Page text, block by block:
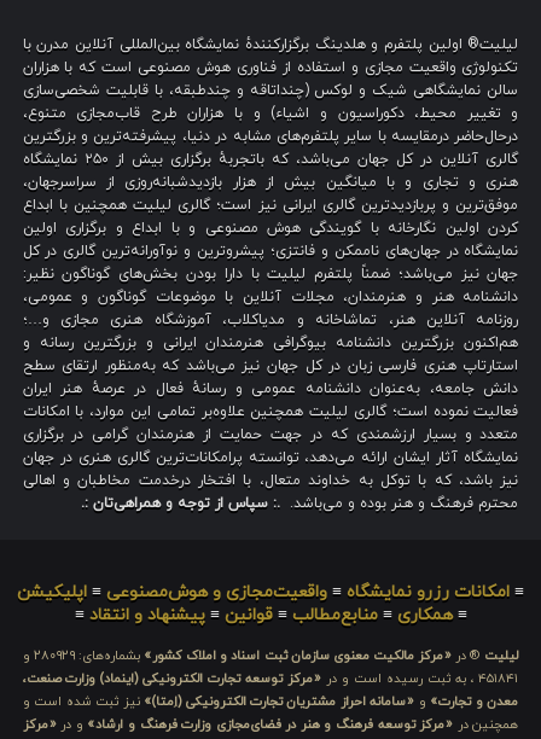
لیلیت® اولین پلتفرم و هلدینگ برگزارکنندهٔ نمایشگاه بین‌المللی آنلاین مدرن با
تکنولوژی واقعیت مجازی و استفاده از فناوری هوش مصنوعی است که با هزاران
سالن نمایشگاهی شیک و لوکس (چنداتاقه و چندطبقه، با قابلیت شخصی‌سازی
و تغییر محیط، دکوراسیون و اشیاء) و با هزاران طرح قاب‌مجازی متنوع،
درحال‌حاضر درمقایسه با سایر پلتفرم‌های مشابه در دنیا، پیشرفته‌ترین و بزرگترین
گالری آنلاین در کل جهان می‌باشد، که باتجربهٔ برگزاری بیش از ۲۵۰ نمایشگاه
هنری و تجاری و با میانگین بیش از هزار بازدیدشبانه‌روزی از سراسرجهان،
موفق‌ترین و پربازدیدترین گالری ایرانی نیز است؛ گالری لیلیت همچنین با ابداع
کردن اولین نگارخانه با گویندگی هوش مصنوعی و با ابداع و برگزاری اولین
نمایشگاه در جهان‌های ناممکن و فانتزی؛ پیشروترین و نوآورانه‌ترین گالری در کل
جهان نیز می‌باشد؛ ضمناً پلتفرم لیلیت با دارا بودن بخش‌های گوناگون نظیر:
دانشنامه هنر و هنرمندان، مجلات آنلاین با موضوعات گوناگون و عمومی،
روزنامه آنلاین هنر، تماشاخانه و مدیاکلاب، آموزشگاه هنری مجازی و…؛
هم‌اکنون بزرگترین دانشنامه بیوگرافی هنرمندان ایرانی و بزرگترین رسانه و
استارتاپ هنری فارسی زبان در کل جهان نیز می‌باشد که به‌منظور ارتقای سطح
دانش جامعه، به‌عنوان دانشنامه عمومی و رسانهٔ فعال در عرصهٔ هنر ایران
فعالیت نموده است؛ گالری لیلیت همچنین علاوه‌بر تمامی این موارد، با امکانات
متعدد و بسیار ارزشمندی که در جهت حمایت از هنرمندان گرامی در برگزاری
نمایشگاه آثار ایشان ارائه می‌دهد، توانسته پرامکانات‌ترین گالری هنری در جهان
نیز باشد، که با توکل به خداوند متعال، با افتخار درخدمت مخاطبان و اهالی
محترم فرهنگ و هنر بوده و می‌باشد. .: سپاس از توجه و همراهی‌تان :.
≡ امکانات رزرو نمایشگاه ≡ واقعیت‌مجازی و هوش‌مصنوعی ≡ اپلیکیشن
≡همکاری ≡منابع‌مطالب ≡قوانین ≡پیشنهاد و انتقاد ≡
لیلیت ® در «مرکز مالکیت معنوی سازمان ثبت اسناد و املاک کشور»
بشماره‌های: ۲۸۰۹۲۹ و
۴۵۱۸۴۱ ، به ثبت رسیده است و در
«مرکز توسعه تجارت الکترونیکی (اینماد) وزارت صنعت،
معدن و تجارت» و «سامانه احراز مشتریان تجارت الکترونیکی (اِمتا)» نیز ثبت شده است و
همچنین در «مرکز توسعه فرهنگ و هنر در فضای‌مجازی وزارت فرهنگ و ارشاد» و در«مرکز